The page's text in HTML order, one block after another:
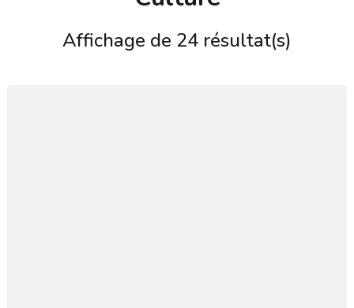
Affichage de 24 résultat(s)